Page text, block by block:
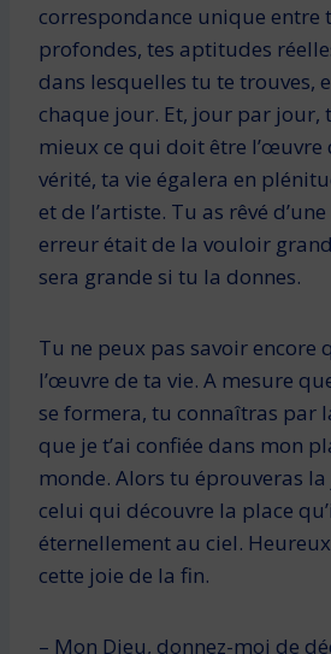
correspondance unique entre
profondes, tes aptitudes
dans lesquelles tu te trouves,
chaque jour. Et, jour par jour,
mieux ce qui doit être l’œuvre
vérité, ta vie égalera en
et de l’artiste. Tu as rêvé
erreur était de la vouloir
sera grande si tu la donnes.
Tu ne peux pas savoir encore
l’œuvre de ta vie. A mesure
se formera, tu connaîtras par
que je t’ai confiée dans mon
monde. Alors tu éprouveras
celui qui découvre la place
éternellement au ciel.
cette joie de la fin.
– Mon Dieu, donnez-moi de